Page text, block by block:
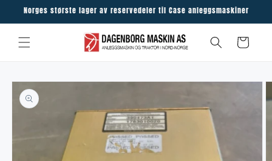
Skip to
Norges største lager av reservedeler til Case anleggsmaskiner
Cart
Skip to
product
information